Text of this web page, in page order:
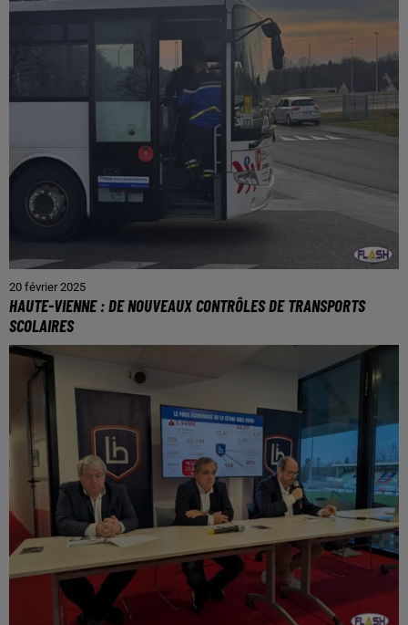
20 février 2025
HAUTE-VIENNE : DE NOUVEAUX CONTRÔLES DE TRANSPORTS
SCOLAIRES